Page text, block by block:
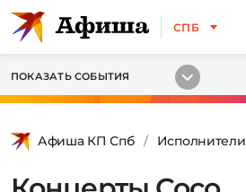
СПБ
ПОКАЗАТЬ СОБЫТИЯ
Афиша КП Спб Исполнители